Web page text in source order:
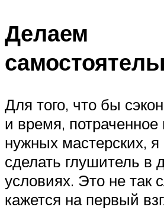
Делаем
Для того, что бы
и время, потраченное
нужных мастерских, я
сделать глушитель в
условиях. Это не так
кажется на первый